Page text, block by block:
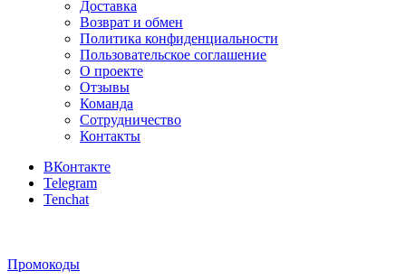
Доставка
Возврат и обмен
Политика конфиденциальности
Пользовательское соглашение
О проекте
Отзывы
Команда
Сотрудничество
Контакты
ВКонтакте
Telegram
Tenchat
Промокоды